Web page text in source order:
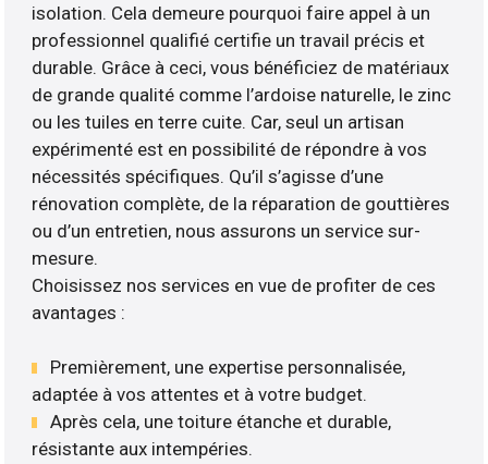
isolation. Cela demeure pourquoi faire appel à un
professionnel qualifié certifie un travail précis et
durable. Grâce à ceci, vous bénéficiez de matériaux
de grande qualité comme l’ardoise naturelle, le zinc
ou les tuiles en terre cuite. Car, seul un artisan
expérimenté est en possibilité de répondre à vos
nécessités spécifiques. Qu’il s’agisse d’une
rénovation complète, de la réparation de gouttières
ou d’un entretien, nous assurons un service sur-
mesure.
Choisissez nos services en vue de profiter de ces
avantages :
Premièrement, une expertise personnalisée,
adaptée à vos attentes et à votre budget.
Après cela, une toiture étanche et durable,
résistante aux intempéries.